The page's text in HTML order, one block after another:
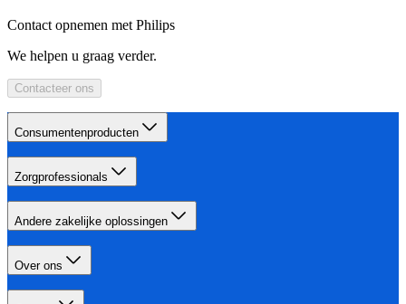
Contact opnemen met Philips
We helpen u graag verder.
Contacteer ons
Consumentenproducten
Zorgprofessionals
Andere zakelijke oplossingen
Over ons